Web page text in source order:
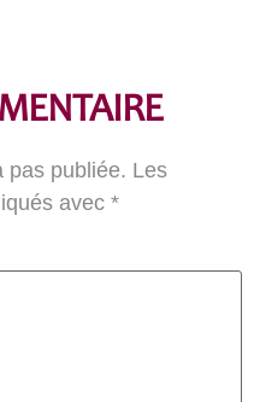
pas publiée. Les
avec *